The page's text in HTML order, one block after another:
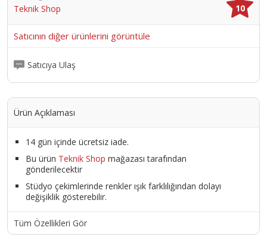
Teknik Shop
10
Satıcının diğer ürünlerini görüntüle
Satıcıya Ulaş
Ürün Açıklaması
14 gün içinde ücretsiz iade.
Bu ürün Teknik Shop mağazası tarafından
gönderilecektir
Stüdyo çekimlerinde renkler ışık farklılığından dolayı
değişiklik gösterebilir.
Tüm Özellikleri Gör